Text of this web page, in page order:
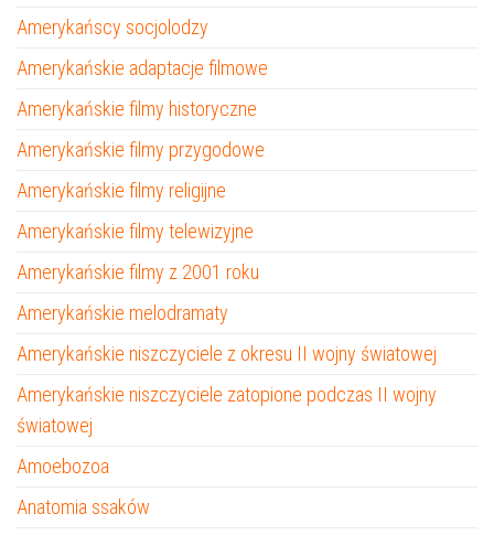
Amerykańscy socjolodzy
Amerykańskie adaptacje filmowe
Amerykańskie filmy historyczne
Amerykańskie filmy przygodowe
Amerykańskie filmy religijne
Amerykańskie filmy telewizyjne
Amerykańskie filmy z 2001 roku
Amerykańskie melodramaty
Amerykańskie niszczyciele z okresu II wojny światowej
Amerykańskie niszczyciele zatopione podczas II wojny
światowej
Amoebozoa
Anatomia ssaków